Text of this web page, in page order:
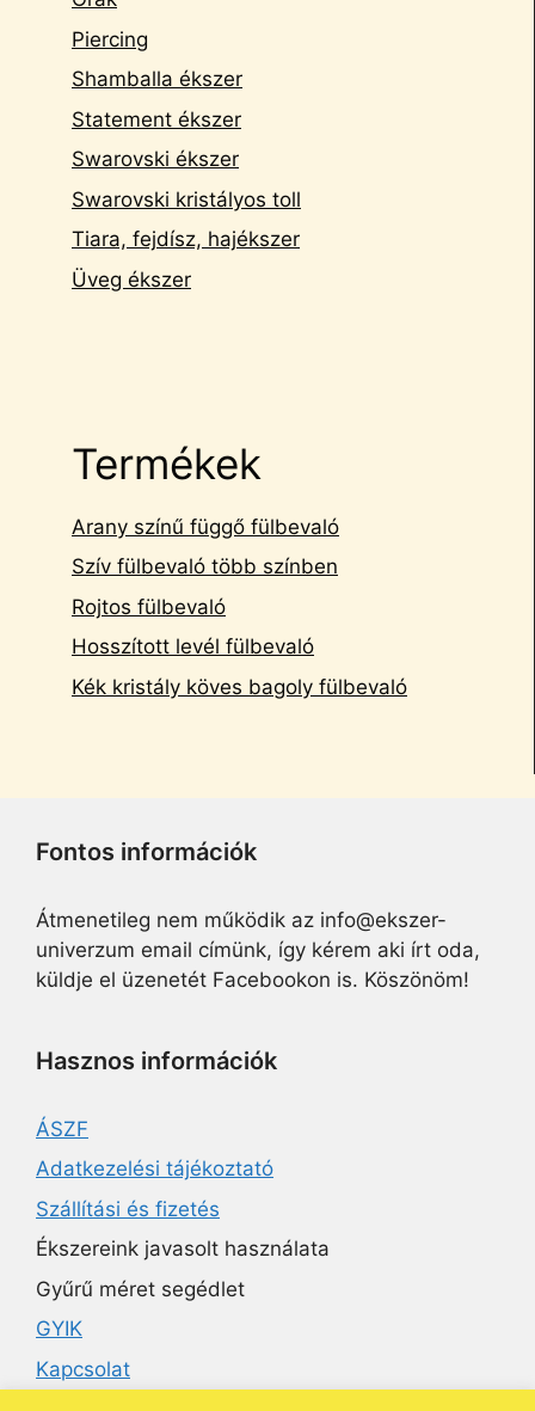
Piercing
Shamballa ékszer
Statement ékszer
Swarovski ékszer
Swarovski kristályos toll
Tiara, fejdísz, hajékszer
Üveg ékszer
Termékek
Arany színű függő fülbevaló
Szív fülbevaló több színben
Rojtos fülbevaló
Hosszított levél fülbevaló
Kék kristály köves bagoly fülbevaló
Fontos információk
Átmenetileg nem működik az info@ekszer-
univerzum email címünk, így kérem aki írt oda,
küldje el üzenetét Facebookon is. Köszönöm!
Hasznos információk
ÁSZF
Adatkezelési tájékoztató
Szállítási és fizetés
Ékszereink javasolt használata
Gyűrű méret segédlet
GYIK
Kapcsolat